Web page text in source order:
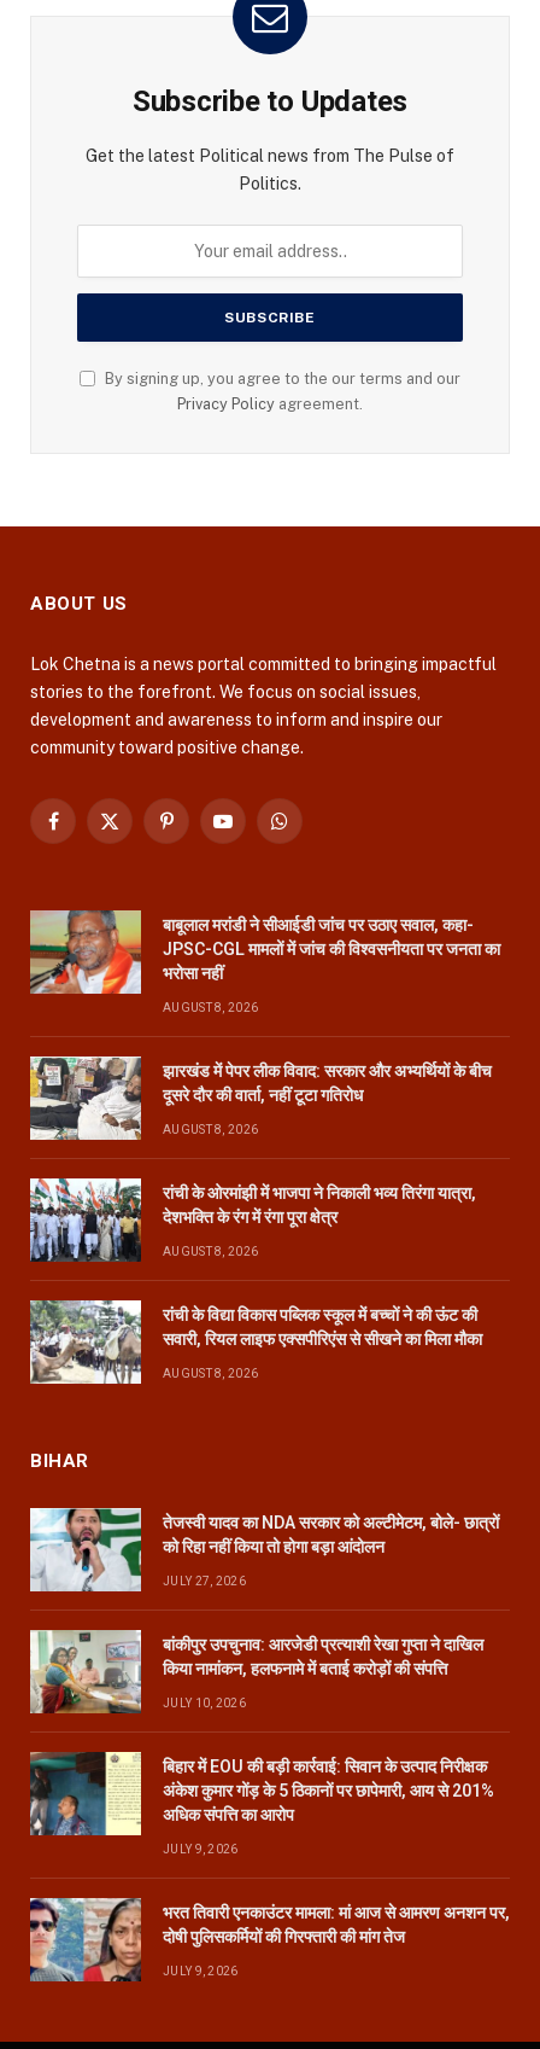
Subscribe to Updates
Get the latest Political news from The Pulse of
Politics.
By signing up, you agree to the our terms and our
Privacy Policy agreement.
ABOUT US
Lok Chetna is a news portal committed to bringing impactful
stories to the forefront. We focus on social issues,
development and awareness to inform and inspire our
community toward positive change.
Facebook
X
PinterestYouTubeWhatsApp
बाबूलाल मरांडी ने सीआईडी जांच पर उठाए सवाल, कहा-
JPSC-CGL मामलों में जांच की विश्वसनीयता पर जनता का
भरोसा नहीं
AUGUST 8, 2026
झारखंड में पेपर लीक विवाद: सरकार और अभ्यर्थियों के बीच
दूसरे दौर की वार्ता, नहीं टूटा गतिरोध
AUGUST 8, 2026
रांची के ओरमांझी में भाजपा ने निकाली भव्य तिरंगा यात्रा,
देशभक्ति के रंग में रंगा पूरा क्षेत्र
AUGUST 8, 2026
रांची के विद्या विकास पब्लिक स्कूल में बच्चों ने की ऊंट की
सवारी, रियल लाइफ एक्सपीरिएंस से सीखने का मिला मौका
AUGUST 8, 2026
BIHAR
तेजस्वी यादव का NDA सरकार को अल्टीमेटम, बोले- छात्रों
को रिहा नहीं किया तो होगा बड़ा आंदोलन
JULY 27, 2026
बांकीपुर उपचुनाव: आरजेडी प्रत्याशी रेखा गुप्ता ने दाखिल
किया नामांकन, हलफनामे में बताई करोड़ों की संपत्ति
JULY 10, 2026
बिहार में EOU की बड़ी कार्रवाई: सिवान के उत्पाद निरीक्षक
अंकेश कुमार गोंड़ के 5 ठिकानों पर छापेमारी, आय से 201%
अधिक संपत्ति का आरोप
JULY 9, 2026
भरत तिवारी एनकाउंटर मामला: मां आज से आमरण अनशन पर,
दोषी पुलिसकर्मियों की गिरफ्तारी की मांग तेज
JULY 9, 2026